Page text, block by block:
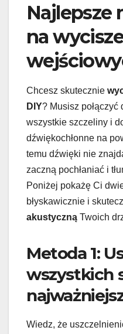
Najlepsze
na
Chcesz skutecznie
DIY? Musisz
wszystkie szczeliny i
dźwiękochłonne na
temu dźwięki nie
zaczną pochłaniać i
Poniżej pokażę Ci
błyskawicznie i
akustyczną Twoich
Metoda 1:
wszystkich
Wiedz, że